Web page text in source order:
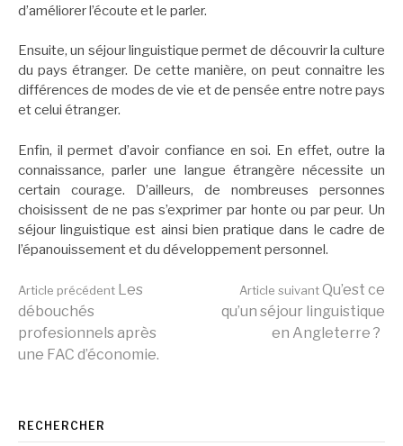
d’améliorer l’écoute et le parler.
Ensuite, un séjour linguistique permet de découvrir la culture
du pays étranger. De cette manière, on peut connaitre les
différences de modes de vie et de pensée entre notre pays
et celui étranger.
Enfin, il permet d’avoir confiance en soi. En effet, outre la
connaissance, parler une langue étrangère nécessite un
certain courage. D’ailleurs, de nombreuses personnes
choisissent de ne pas s’exprimer par honte ou par peur. Un
séjour linguistique est ainsi bien pratique dans le cadre de
l’épanouissement et du développement personnel.
Lire
la
suite
Article précédent Les
débouchés
profesionnels après
une FAC d’économie.
Article suivantQu’est ce
qu’un séjour linguistique
en Angleterre ?
RECHERCHER